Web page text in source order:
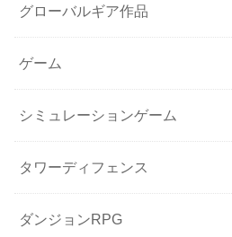
グローバルギア作品
ゲーム
シミュレーションゲーム
タワーディフェンス
ダンジョンRPG